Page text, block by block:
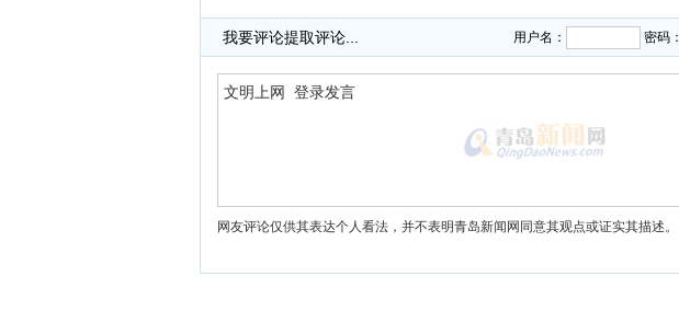
我要评论提取评论... 用户名： 密码：
网友评论仅供其表达个人看法，并不表明青岛新闻网同意其观点或证实其描述。